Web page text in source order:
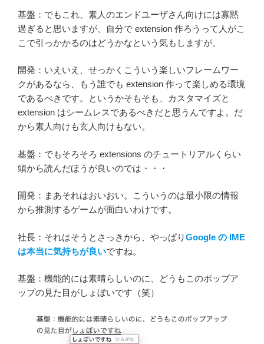
基盤：でもこれ、素人のエンドユーザさん向けには寡黙
過ぎると思いますが、自分で extension 作ろうって人がこ
こで引っかかるのはどうかなという気もしますが。
開発：いえいえ、せっかくこういう楽しいフレームワー
クがあるなら、もう誰でも extension 作って楽しめる環境
であるべきです。というかそもそも、カスタマイズと
extension はシームレスであるべきだと思うんですよ。だ
から素人向けも玄人向けもない。
基盤：でもそろそろ extensions のチュートリアルくらい
頭から読んだほうが良いのでは・・・
開発：まあそれはおいおい。こういうのは最小限の情報
から推測するゲームが面白いわけです。
社長：それはそうとさっきから、やっぱりGoogle の IME
は本当に気持ちが良いですね。
基盤：機能的には素晴らしいのに、どうもこのポップア
ップの見た目がしょぼいです（笑）